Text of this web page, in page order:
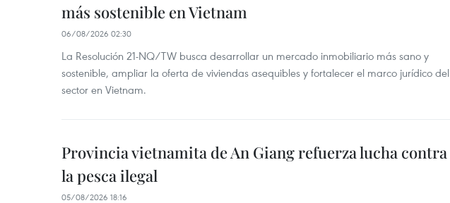
más sostenible en Vietnam
06/08/2026 02:30
La Resolución 21-NQ/TW busca desarrollar un mercado inmobiliario más sano y
sostenible, ampliar la oferta de viviendas asequibles y fortalecer el marco jurídico del
sector en Vietnam.
Provincia vietnamita de An Giang refuerza lucha contra
la pesca ilegal
05/08/2026 18:16